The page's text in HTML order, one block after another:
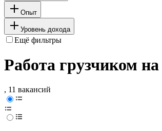
Опыт
Уровень дохода
Ещё фильтры
Работа грузчиком
, 11 вакансий